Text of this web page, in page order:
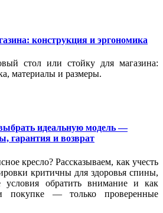
конструкция и эргономика
стол или стойку для магазина:
материалы и размеры.
идеальную модель —
гарантия и возврат
кресло? Рассказываем, как учесть
критичны для здоровья спины,
условия обратить внимание и как
покупке — только проверенные